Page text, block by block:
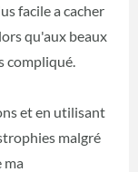
facile a cacher
qu'aux beaux
compliqué.
et en utilisant
malgré
ma